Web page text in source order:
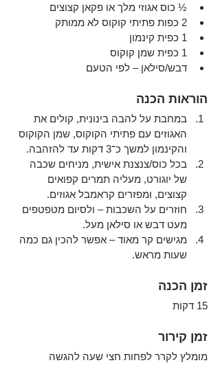
½ כוס אגוזי מלך או פקאן קצוצים
2 כפות פתיתי קוקוס לא ממותק
1 כפית קינמון
1 כפית שמן קוקוס
דבש/סילאן – לפי הטעם
הוראות הכנה
במחבת על להבה בינונית, קולים את
האגוזים עם פתיתי הקוקוס, שמן הקוקוס
והקינמון למשך כ־3 דקות עד להזהבה.
בכל כוס/צנצנת אישית, מניחים שכבה
של יוגורט, מעליה תמרים קפואים
קצוצים, ומפזרים קראמבל אגוזים.
חוזרים על השכבות – ולסיום מטפטפים
מעט דבש או סילאן מעל.
מגישים קר מאוד – אפשר להכין גם כמה
שעות מראש.
זמן הכנה
15 דקות
זמן קירור
מומלץ לקרר לפחות חצי שעה להגשה